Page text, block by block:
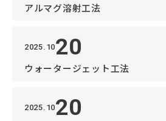
アルマグ溶射工法
2025.1020
ウォータージェット工法
2025.1020